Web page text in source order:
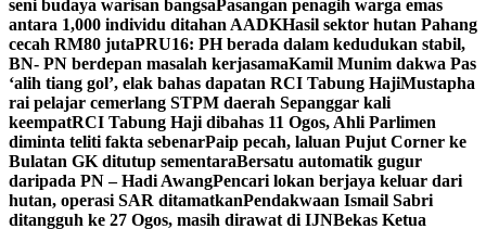
seni budaya warisan bangsaPasangan penagih warga emas
antara 1,000 individu ditahan AADKHasil sektor hutan Pahang
cecah RM80 jutaPRU16: PH berada dalam kedudukan stabil,
BN- PN berdepan masalah kerjasamaKamil Munim dakwa Pas
‘alih tiang gol’, elak bahas dapatan RCI Tabung HajiMustapha
rai pelajar cemerlang STPM daerah Sepanggar kali
keempatRCI Tabung Haji dibahas 11 Ogos, Ahli Parlimen
diminta teliti fakta sebenarPaip pecah, laluan Pujut Corner ke
Bulatan GK ditutup sementaraBersatu automatik gugur
daripada PN – Hadi AwangPencari lokan berjaya keluar dari
hutan, operasi SAR ditamatkanPendakwaan Ismail Sabri
ditangguh ke 27 Ogos, masih dirawat di IJNBekas Ketua